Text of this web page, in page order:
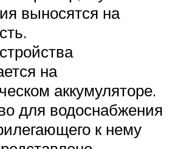
выносятся на
на
аккумуляторе.
для водоснабжения
к нему